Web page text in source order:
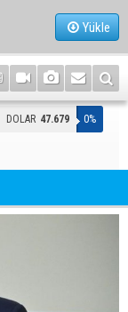
Yükle
DOLAR 47.679 0%